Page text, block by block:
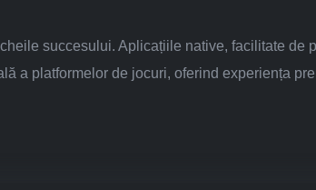
succesului. Aplicațiile native, facilitate de
a platformelor de jocuri, oferind experiența